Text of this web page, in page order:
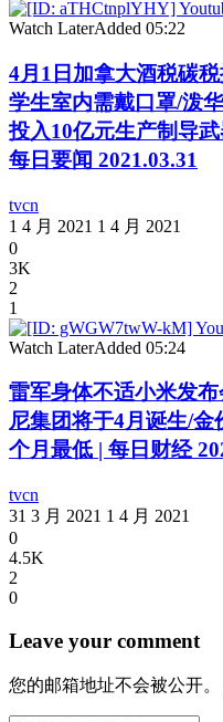
Watch LaterAdded 05:22
4月1日加拿大酒税碳
学生室内需戴口罩/泼
投入10亿元生产制导
每日要闻 2021.03.31
tvcn
1 4 月 2021 1 4 月 2021
0
3K
2
1
Watch LaterAdded 05:24
雷军身体不适小米发
尼集团将于4月诞生/
个月最低 | 每日财经
tvcn
31 3 月 2021 1 4 月 2021
0
4.5K
2
0
Leave your comment
您的邮箱地址不会被公开。